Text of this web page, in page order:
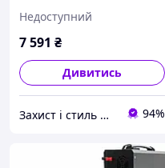
авто фур і кемперів у
холодну пору року
Недоступний
7 591 ₴
Дивитись
Захист і стиль — в одному магазині 94%